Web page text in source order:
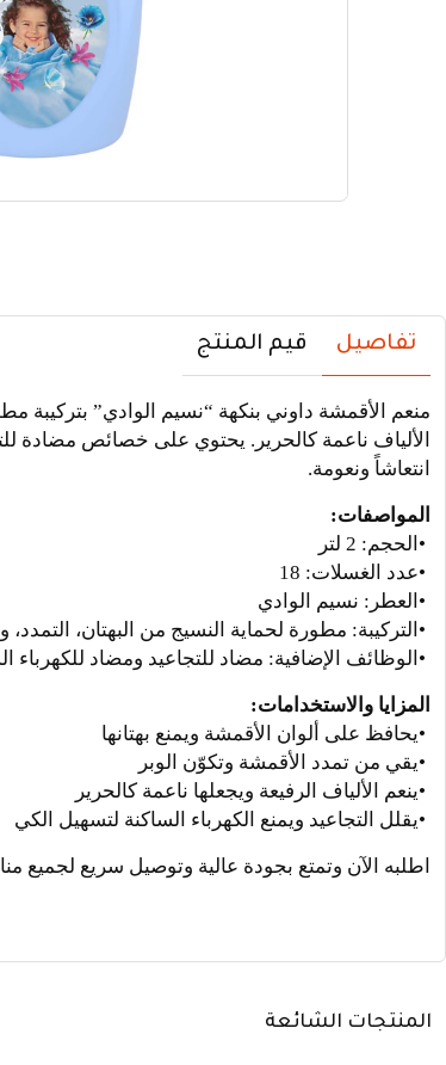
تفاصيل قيم المنتج
منعم الأقمشة داوني بنكهة “نسيم الوادي” بتركيبة
الألياف ناعمة كالحرير. يحتوي على خصائص مضادة
انتعاشاً ونعومة.
المواصفات:
• الحجم: 2 لتر
•عدد الغسلات: 18
• العطر: نسيم الوادي
• التركيبة: مطورة لحماية النسيج من البهتان، التمدد،
• الوظائف الإضافية: مضاد للتجاعيد ومضاد للكهرباء
المزايا والاستخدامات:
•يحافظ على ألوان الأقمشة ويمنع بهتانها
•يقي من تمدد الأقمشة وتكوّن الوبر
•ينعم الألياف الرفيعة ويجعلها ناعمة كالحرير
•يقلل التجاعيد ويمنع الكهرباء الساكنة لتسهيل الكي
اطلبه الآن وتمتع بجودة عالية وتوصيل سريع لجميع
المنتجات الشائعة